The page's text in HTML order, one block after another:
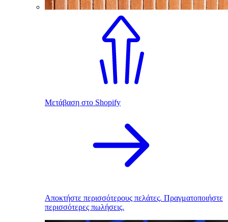
Μετάβαση στο Shopify
Αποκτήστε περισσότερους πελάτες. Πραγματοποιήστε
περισσότερες πωλήσεις.